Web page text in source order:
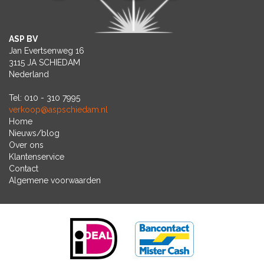
ASP BV
Jan Evertsenweg 16
3115 JA SCHIEDAM
Nederland
Tel: 010 - 310 7995
verkoop@aspschiedam.nl
Home
Nieuws/blog
Over ons
Klantenservice
Contact
Algemene voorwaarden